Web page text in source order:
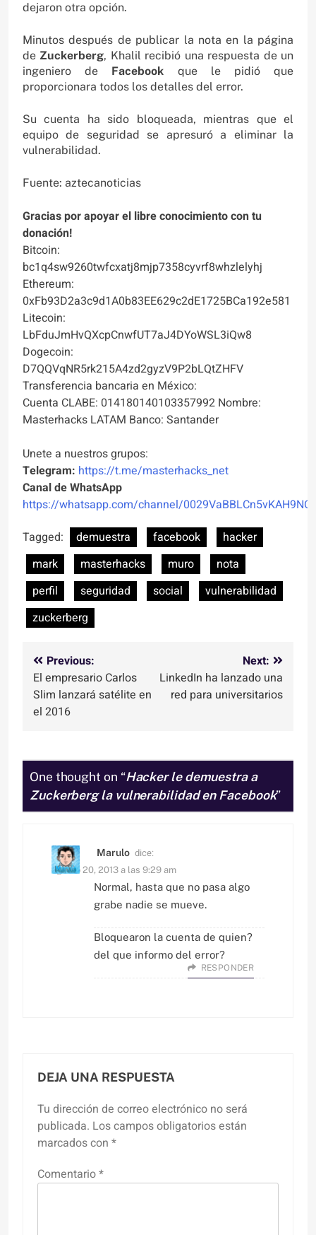
dejaron otra opción.
Minutos después de publicar la nota en la página
deZuckerberg, Khalil recibió una respuesta de un
ingeniero de Facebook que le pidió que
proporcionara todos los detalles del error.
Su cuenta ha sido bloqueada, mientras que el
equipo de seguridad se apresuró a eliminar la
vulnerabilidad.
Fuente: aztecanoticias
Gracias por apoyar el libre conocimiento con tu
donación!
Bitcoin:
bc1q4sw9260twfcxatj8mjp7358cyvrf8whzlelyhj
Ethereum:
0xFb93D2a3c9d1A0b83EE629c2dE1725BCa192e581
Litecoin:
LbFduJmHvQXcpCnwfUT7aJ4DYoWSL3iQw8
Dogecoin:
D7QQVqNR5rk215A4zd2gyzV9P2bLQtZHFV
Transferencia bancaria en México:
Cuenta CLABE: 014180140103357992 Nombre:
Masterhacks LATAM Banco: Santander
Unete a nuestros grupos:
Telegram: https://t.me/masterhacks_net
Canal de WhatsApp
https://whatsapp.com/channel/
Tagged:
demuestra facebook
hacker
mark
masterhacks muro
nota
perfil
seguridad social
vulnerabilidad
zuckerberg
Navegación
de
entradas
Previous:
El empresario Carlos
Slim lanzará satélite en
el 2016
Next:
LinkedIn ha lanzado una
red para universitarios
One thought on “Hacker le demuestra a
Zuckerberg la vulnerabilidad en Facebook”
Marulo dice:
agosto 20, 2013 a las 9:29 am
Normal, hasta que no pasa algo
grabe nadie se mueve.
Bloquearon la cuenta de quien?
del que informo del error?
RESPONDER
DEJA UNA RESPUESTA
Tu dirección de correo electrónico no será
publicada. Los campos obligatorios están
marcados con *
Comentario*